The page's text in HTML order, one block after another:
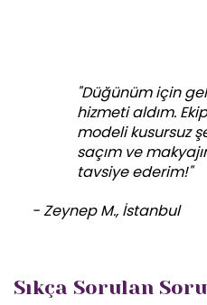
"Düğünüm için
hizmeti aldım.
modeli kusursuz
saçım ve
tavsiye ederim!"
- Zeynep M., İstanbul
Sıkça Sorulan